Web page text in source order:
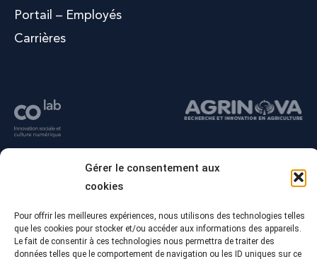
Gérer le consentement aux
cookies
Pour offrir les meilleures expériences, nous utilisons des technologies telles
que les cookies pour stocker et/ou accéder aux informations des appareils.
Le fait de consentir à ces technologies nous permettra de traiter des
données telles que le comportement de navigation ou les ID uniques sur ce
Portail – Employés
Carrières